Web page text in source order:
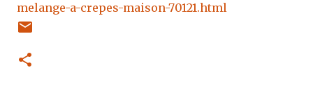
melange-a-crepes-maison-70121.html